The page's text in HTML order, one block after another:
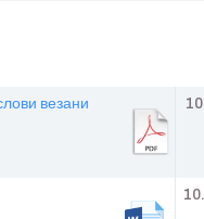
везани